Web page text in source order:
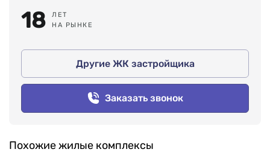
18
ЛЕТ
НА РЫНКЕ
Другие ЖК застройщика
Заказать звонок
Похожие жилые комплексы